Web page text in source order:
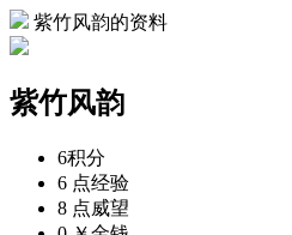
紫竹风韵的资料
紫竹风韵
6积分
6 点经验
8 点威望